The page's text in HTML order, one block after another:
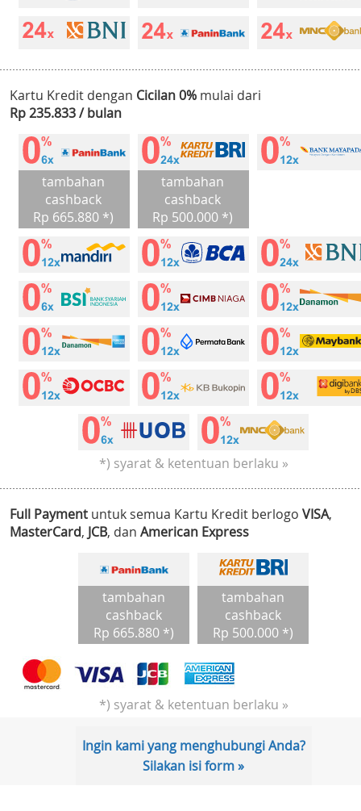
Kartu Kredit dengan Cicilan 0% mulai dari
Rp 235.833 / bulan
tambahan
cashback
Rp 665.880 *)
tambahan
cashback
Rp 500.000 *)
*) syarat & ketentuan berlaku »
Full Payment untuk semua Kartu Kredit berlogo VISA,
MasterCard, JCB, dan American Express
tambahan
cashback
Rp 665.880 *)
tambahan
cashback
Rp 500.000 *)
*) syarat & ketentuan berlaku »
Ingin kami yang menghubungi Anda?
Silakan isi form »